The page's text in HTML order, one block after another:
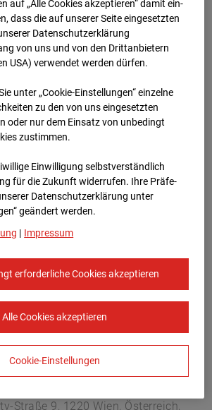
- BV-Ausbau
-Cam7
70173 Stuttgart
Zur Übersicht
Straße 9, 1220 Wien, Österreich,
auf „Alle Cookies akzeptieren“ damit ein­
dass die auf unserer Seite eingesetzten
Datenschutzerklärung
von uns und von den Drittanbietern
USA) verwendet werden dürfen.
unter „Cookie-Einstellungen“ einzelne
zu den von uns eingesetzten
oder nur dem Einsatz von unbedingt
zustimmen.
Einwilligung selbstverständlich
für die Zukunft widerrufen. Ihre Prä­fe­
Datenschutzerklärung unter
geändert werden.
| Impressum
erforderliche Cookies akzeptieren
Alle Cookies akzeptieren
Cookie-Einstellungen